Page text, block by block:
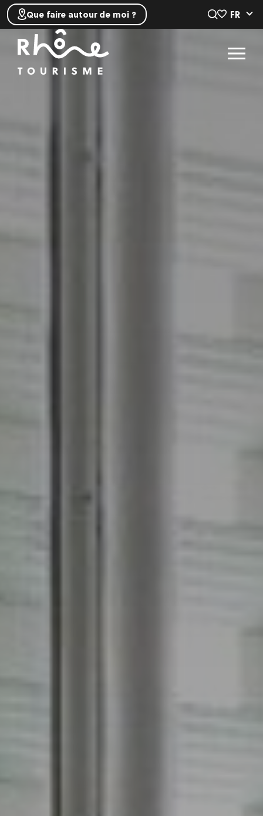
Que faire autour de moi ? FR